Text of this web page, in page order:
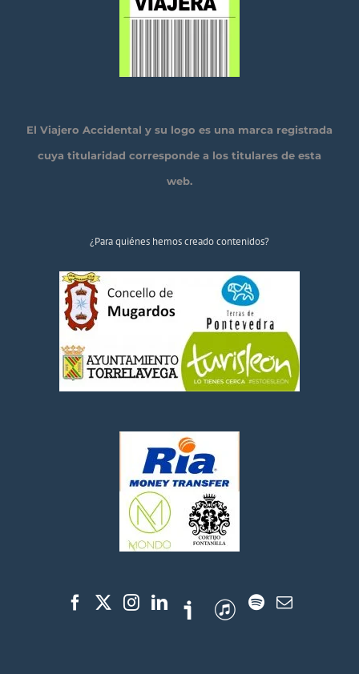
El Viajero Accidental y su logo es una marca registrada
cuya titularidad corresponde a los titulares de esta
web.
¿Para quiénes hemos creado contenidos?